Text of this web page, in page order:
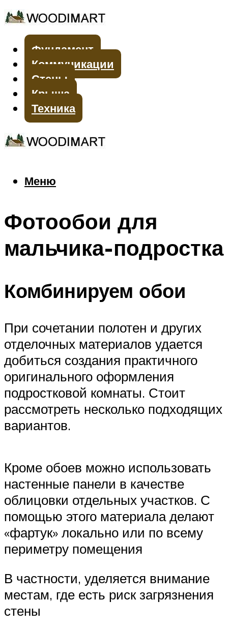
Фундамент
Коммуникации
Стены
Крыша
Техника
Меню
Меню
Фотообои для
мальчика-подростка
Комбинируем обои
При сочетании полотен и других
отделочных материалов удается
добиться создания практичного
оригинального оформления
подростковой комнаты. Стоит
рассмотреть несколько подходящих
вариантов.
Кроме обоев можно использовать
настенные панели в качестве
облицовки отдельных участков. С
помощью этого материала делают
«фартук» локально или по всему
периметру помещения
В частности, уделяется внимание
местам, где есть риск загрязнения
стены